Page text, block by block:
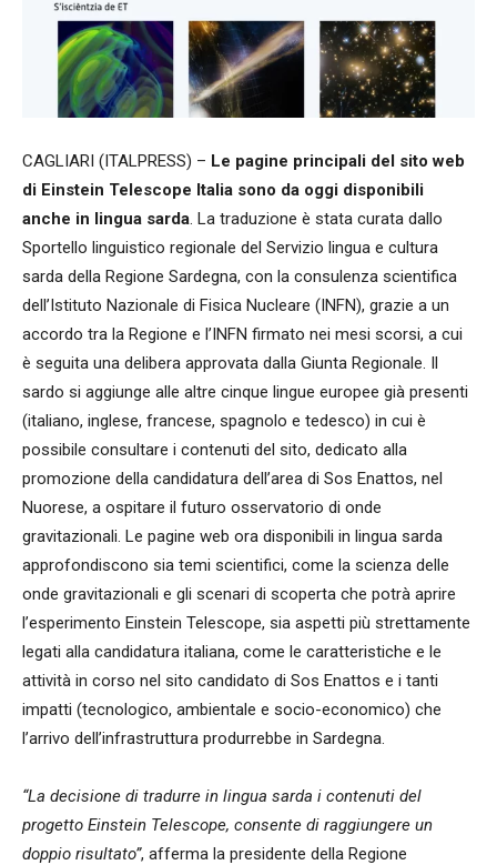
CAGLIARI (ITALPRESS) – Le pagine principali del sito web
di Einstein Telescope Italia sono da oggi disponibili
anche in lingua sarda. La traduzione è stata curata dallo
Sportello linguistico regionale del Servizio lingua e cultura
sarda della Regione Sardegna, con la consulenza scientifica
dell’Istituto Nazionale di Fisica Nucleare (INFN), grazie a un
accordo tra la Regione e l’INFN firmato nei mesi scorsi, a cui
è seguita una delibera approvata dalla Giunta Regionale. Il
sardo si aggiunge alle altre cinque lingue europee già presenti
(italiano, inglese, francese, spagnolo e tedesco) in cui è
possibile consultare i contenuti del sito, dedicato alla
promozione della candidatura dell’area di Sos Enattos, nel
Nuorese, a ospitare il futuro osservatorio di onde
gravitazionali. Le pagine web ora disponibili in lingua sarda
approfondiscono sia temi scientifici, come la scienza delle
onde gravitazionali e gli scenari di scoperta che potrà aprire
l’esperimento Einstein Telescope, sia aspetti più strettamente
legati alla candidatura italiana, come le caratteristiche e le
attività in corso nel sito candidato di Sos Enattos e i tanti
impatti (tecnologico, ambientale e socio-economico) che
l’arrivo dell’infrastruttura produrrebbe in Sardegna.
“La decisione di tradurre in lingua sarda i contenuti del
progetto Einstein Telescope, consente di raggiungere un
doppio risultato”, afferma la presidente della Regione